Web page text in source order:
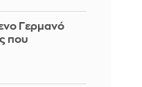
Γερμανό
που